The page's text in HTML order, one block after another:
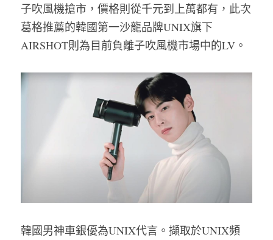
子吹風機搶市，價格則從千元到上萬都有，此次
葛格推薦的韓國第一沙龍品牌UNIX旗下
AIRSHOT則為目前負離子吹風機市場中的LV。
韓國男神車銀優為UNIX代言。擷取於UNIX頻